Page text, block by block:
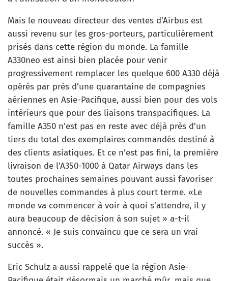
Mais le nouveau directeur des ventes d’Airbus est
aussi revenu sur les gros-porteurs, particulièrement
prisés dans cette région du monde. La famille
A330neo est ainsi bien placée pour venir
progressivement remplacer les quelque 600 A330 déjà
opérés par près d’une quarantaine de compagnies
aériennes en Asie-Pacifique, aussi bien pour des vols
intérieurs que pour des liaisons transpacifiques. La
famille A350 n’est pas en reste avec déjà près d’un
tiers du total des exemplaires commandés destiné à
des clients asiatiques. Et ce n’est pas fini, la première
livraison de l’A350-1000 à Qatar Airways dans les
toutes prochaines semaines pouvant aussi favoriser
de nouvelles commandes à plus court terme. «Le
monde va commencer à voir à quoi s’attendre, il y
aura beaucoup de décision à son sujet » a-t-il
annoncé. « Je suis convaincu que ce sera un vrai
succès ».
Eric Schulz a aussi rappelé que la région Asie-